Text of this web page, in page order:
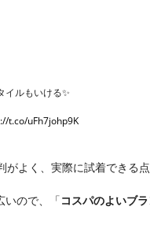
イルもいける✨
t.co/uFh7johp9K
よく、実際に試着できる
いので、「コスパのよいブ